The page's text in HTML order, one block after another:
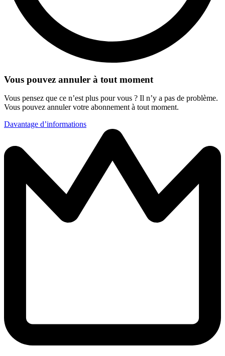
Vous pouvez annuler à tout moment
Vous pensez que ce n’est plus pour vous ? Il n’y a pas de problème.
Vous pouvez annuler votre abonnement à tout moment.
Davantage d’informations